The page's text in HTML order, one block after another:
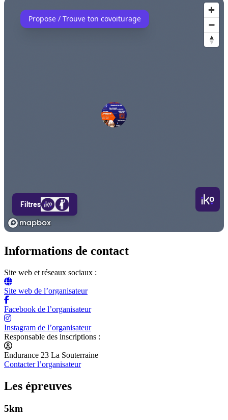
Informations de contact
Site web et réseaux sociaux :
Site web de l’organisateur
Facebook de l’organisateur
Instagram de l’organisateur
Responsable des inscriptions :
Endurance 23 La Souterraine
Contacter l’organisateur
Les épreuves
5km